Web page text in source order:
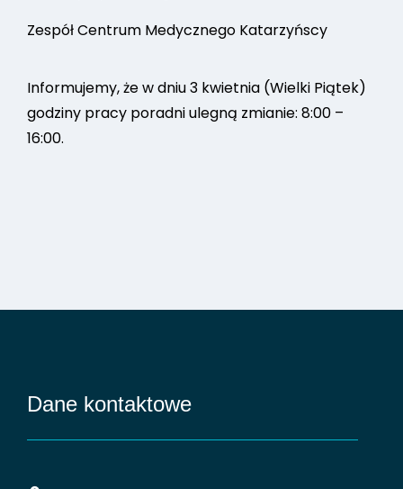
Zespół Centrum Medycznego Katarzyńscy
Informujemy, że w dniu 3 kwietnia (Wielki Piątek)
godziny pracy poradni ulegną zmianie: 8:00 –
16:00.
Dane kontaktowe